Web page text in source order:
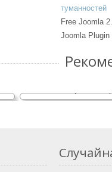
Free Joomla
Joomla Plugin